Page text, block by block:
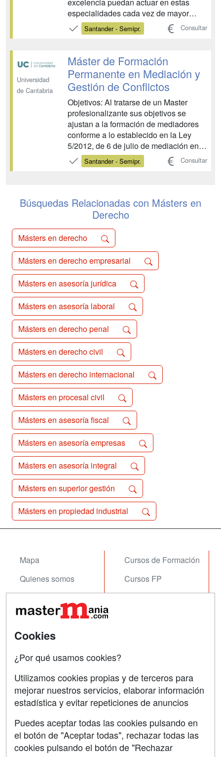
especialidades cada vez de mayor
relevancia. Dar a conocer el marco
legal y jurisprudencial del Derecho de
de las habilidades necesarias que les
permitan tener un visión int...
Santander - Semipr. Consultar
Universidad
de Cantabria
Máster de Formación
Permanente en Mediación y
Gestión de Conflictos
Objetivos: Al tratarse de un Master
profesionalizante sus objetivos se
ajustan a la formación de mediadores
conforme a lo establecido en la Ley
5/2012, de 6 de julio de mediación en
asuntos civiles y mercantiles y el RD
980/2013, de 13 de diciembre que la
la adecuada formación in...
Santander - Semipr. Consultar
Búsquedas Relacionadas con Másters en
Derecho
Másters en derecho
Másters en derecho empresarial
Másters en asesoría jurídica
Másters en asesoría laboral
Másters en derecho penal
Másters en derecho civil
Másters en derecho internacional
Másters en procesal civil
Másters en asesoría fiscal
Másters en asesoría empresas
Másters en asesoría integral
Másters en superior gestión
Másters en propiedad industrial
Mapa
Quienes somos
Acceso Usuarios
Acceso Centros
Cursos de Formación
Cursos FP
Contactar
Confidencialidad
Copyleft
SÍGUENOS EN:
Cookies
¿Por qué usamos cookies?
Utilizamos cookies propias y de terceros para
mejorar nuestros servicios, elaborar información
estadística y evitar repeticiones de anuncios
Puedes aceptar todas las cookies pulsando en
el botón de "Aceptar todas", rechazar todas las
cookies pulsando el botón de "Rechazar